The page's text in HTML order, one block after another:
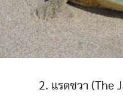
2. แรดชวา (The